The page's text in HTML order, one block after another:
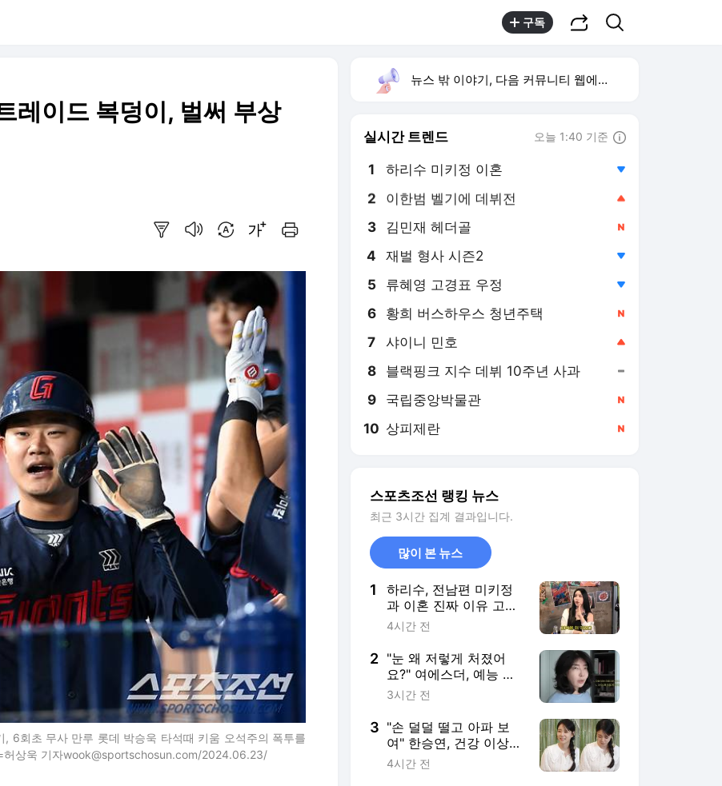
구독
레이드 복덩이, 벌써 부상
6회초 무사 만루 롯데 박승욱 타석때 키움 오석주의 폭투를
허상욱 기자wook@sportschosun.com/2024.06.23/
뉴스 밖 이야기, 다음 커뮤니티 웹에서 보기
실시간 트렌드 오늘 1:40 기준
1 하리수 미키정 이혼
2 이한범 벨기에 데뷔전
3 김민재 헤더골
4 재벌 형사 시즌2
5 류혜영 고경표 우정
6 황희 버스하우스 청년주택
7 샤이니 민호
8 블랙핑크 지수 데뷔 10주년 사과
9 국립중앙박물관
10 상피제란
스포츠조선 랭킹 뉴스
최근 3시간 집계 결과입니다.
많이 본 뉴스
1
하리수, 전남편 미키정
과 이혼 진짜 이유 고
백.."30억 날렸다는 루
4시간 전
2 "눈 왜 저렇게 처졌어
요?" 여에스더, 예능 민
낯 출연 후 댓글에 충격
3시간 전
3 "손 덜덜 떨고 아파 보
여" 한승연, 건강 이상설
나온 충격 근황
4시간 전